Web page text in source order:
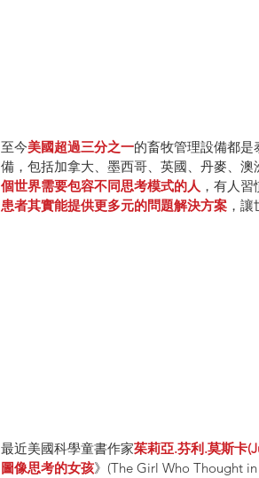
至今美國超過三分之一的畜牧管理設備都是
備，包括加拿大、墨西哥、英國、丹麥、
個世界需要包容不同思考模式的人 ，有人
患者其實能提供更多元的問題解決方案 ，
最近美國科學童書作家茱莉亞.芬利.莫斯卡
圖像思考的女孩》(The Girl Who Thought